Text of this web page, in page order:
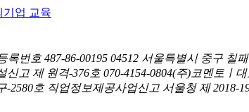
기업 교육
번호 487-86-00195 04512 서울특별시 중구 칠
신고 제 원격-376호 070-4154-0804(주)코멘토ㅣ
-2580호 직업정보제공사업신고 서울청 제 2018-